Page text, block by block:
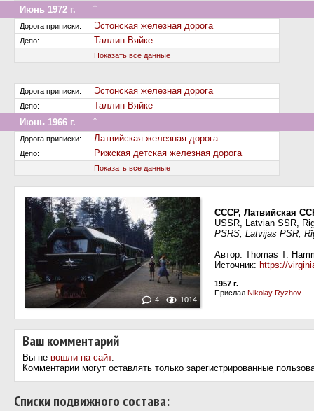
Июнь 1972 г.
↑
Дорога приписки: Эстонская железная дорога
Депо: Таллин-Вяйке
Показать все данные
Дорога приписки: Эстонская железная дорога
Депо:
Таллин-Вяйке
Июнь 1966 г.
↑
Дорога приписки: Латвийская железная дорога
Депо: Рижская детская железная дорога
Показать все данные
4 1014
СССР, Латвийская
USSR, Latvian SSR,
PSRS, Latvijas PSR,
Автор: Thomas T.
Источник: https://
1957 г.
Прислал Nikolay Ryzhov
Ваш комментарий
Вы не вошли на сайт.
Комментарии могут оставлять только зарегистрированные
Cписки подвижного состава: